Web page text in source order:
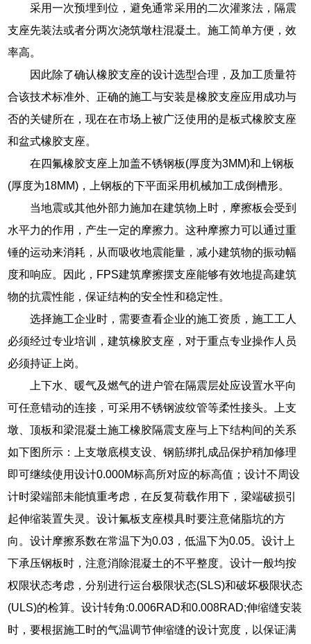
采用一次预埋到位，避免通常采用的二次灌浆法，隔震
支座先装法或者分两次浇筑墩柱混凝土。施工简单方便，效
率高。
因此除了确认橡胶支座的设计选型合理，及加工质量符
合该技术标准外、正确的施工与安装是橡胶支座应用成功与
否的关键所在，现在在市场上被广泛使用的是板式橡胶支座
和盆式橡胶支座。
在四氟橡胶支座上加盖不锈钢板(厚度为3MM)和上钢板
(厚度为18MM)，上钢板的下平面采用机械加工成倒槽形。
当地震或其他外部力施加在建筑物上时，摩擦板会受到
水平力的作用，产生一定的摩擦力。这种摩擦力可以通过重
锤的运动来消耗，从而吸收地震能量，减小建筑物的振动幅
度和响应。因此，FPS建筑摩擦摆支座能够有效地提高建筑
物的抗震性能，保证结构的安全性和稳定性。
选择施工企业时，需要查看企业的施工资质，施工工人
必须经过专业培训，建筑橡胶支座，对于重点专业操作人员
必须持证上岗。
上下水、暖气及燃气的进户管在隔震层处应设置水平向
可任意错动的连接，可采用不锈钢波纹管等柔性接头。上支
墩、顶板和梁混凝土施工橡胶隔震支座与上下结构间的关系
如下图所示：上支墩底模支设、钢筋绑扎成品保护稍加修理
即可继续使用设计0.000M标高所对应的标高值；设计不周设
计时梁端部未能慎重考虑，在反复荷载作用下，梁端破损引
起伸缩装置失灵。设计氟板支座模具时要注意储脂坑的方
向。设计摩擦系数在常温下为0.03，低温下为0.05。设计上
下承压钢板时，注意消除混凝土的不平整度。设计一般均按
权限状态考虑，分别进行运台极限状态(SLS)和破坏极限状态
(ULS)的检算。设计转角:0.006RAD和0.008RAD;伸缩缝安装
时，要根据施工时的气温调节伸缩缝的设计宽度，以保证满